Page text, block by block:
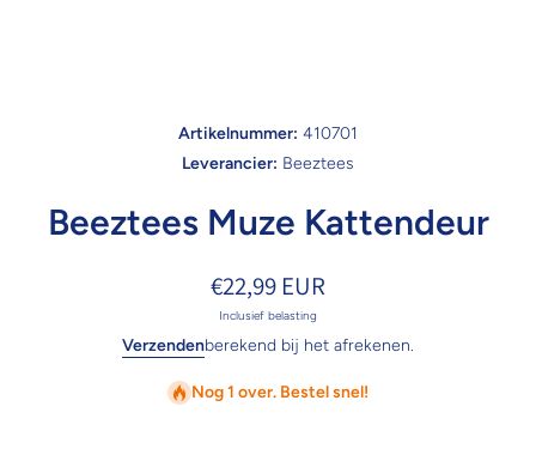
Artikelnummer: 410701
Leverancier: Beeztees
Beeztees Muze Kattendeur
€22,99 EUR
Inclusief belasting
Verzendenberekend bij het afrekenen.
Nog 1 over. Bestel snel!